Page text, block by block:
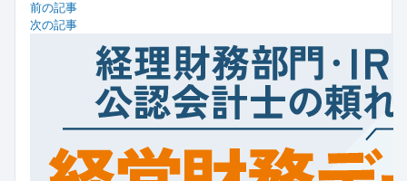
前の記事
次の記事